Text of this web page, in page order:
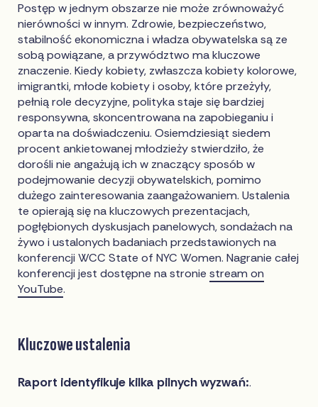
Postęp w jednym obszarze nie może zrównoważyć
nierówności w innym. Zdrowie, bezpieczeństwo,
stabilność ekonomiczna i władza obywatelska są ze
sobą powiązane, a przywództwo ma kluczowe
znaczenie. Kiedy kobiety, zwłaszcza kobiety kolorowe,
imigrantki, młode kobiety i osoby, które przeżyły,
pełnią role decyzyjne, polityka staje się bardziej
responsywna, skoncentrowana na zapobieganiu i
oparta na doświadczeniu. Osiemdziesiąt siedem
procent ankietowanej młodzieży stwierdziło, że
dorośli nie angażują ich w znaczący sposób w
podejmowanie decyzji obywatelskich, pomimo
dużego zainteresowania zaangażowaniem. Ustalenia
te opierają się na kluczowych prezentacjach,
pogłębionych dyskusjach panelowych, sondażach na
żywo i ustalonych badaniach przedstawionych na
konferencji WCC State of NYC Women. Nagranie całej
konferencji jest dostępne na stroniestream on
YouTube.
Kluczowe ustalenia
Raport identyfikuje kilka pilnych wyzwań:.